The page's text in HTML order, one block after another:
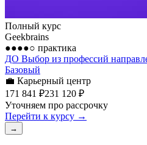
Полный курс
Geekbrains
●●●●○ практика
ДО Выбор из профессий
Базовый
💼 Карьерный центр
171 841 ₽231 120 ₽
Уточняем про рассрочку
Перейти к курсу →
→